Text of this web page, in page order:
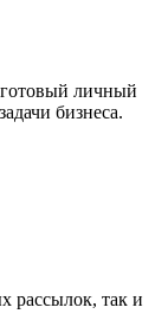
готовый личный
бизнеса.
рассылок, так и